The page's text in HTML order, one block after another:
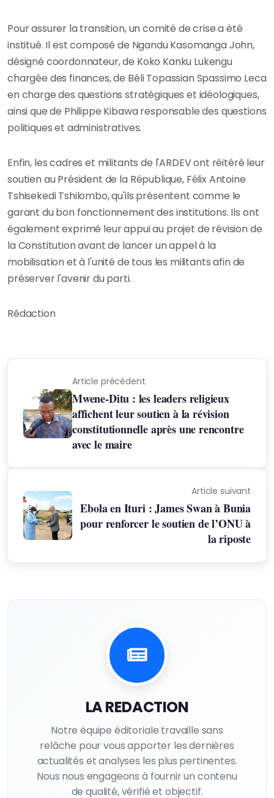
Pour assurer la transition, un comité de crise a été
institué. Il est composé de Ngandu Kasomanga John,
désigné coordonnateur, de Koko Kanku Lukengu
chargée des finances, de Béli Topassian Spassimo Leca
en charge des questions stratégiques et idéologiques,
ainsi que de Philippe Kibawa responsable des questions
politiques et administratives.
Enfin, les cadres et militants de l'ARDEV ont réitéré leur
soutien au Président de la République, Félix Antoine
Tshisekedi Tshilombo, qu'ils présentent comme le
garant du bon fonctionnement des institutions. Ils ont
également exprimé leur appui au projet de révision de
la Constitution avant de lancer un appel à la
mobilisation et à l'unité de tous les militants afin de
préserver l'avenir du parti.
Rédaction
Article précédent
Mwene-Ditu : les leaders religieux
affichent leur soutien à la révision
constitutionnelle après une rencontre
avec le maire
Article suivant
Ebola en Ituri : James Swan à Bunia
pour renforcer le soutien de l’ONU à
la riposte
LA REDACTION
Notre équipe éditoriale travaille sans
relâche pour vous apporter les dernières
actualités et analyses les plus pertinentes.
Nous nous engageons à fournir un contenu
de qualité, vérifié et objectif.